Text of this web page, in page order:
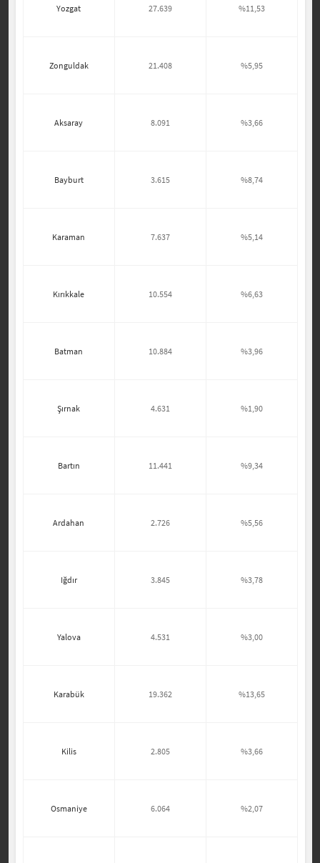
Yozgat 27.639 %11,53
Zonguldak 21.408 %5,95
Aksaray 8.091 %3,66
Bayburt 3.615 %8,74
Karaman 7.637 %5,14
Kırıkkale 10.554 %6,63
Batman 10.884 %3,96
Şırnak 4.631 %1,90
Bartın 11.441 %9,34
Ardahan 2.726 %5,56
Iğdır 3.845 %3,78
Yalova 4.531 %3,00
Karabük 19.362 %13,65
Kilis 2.805 %3,66
Osmaniye 6.064 %2,07